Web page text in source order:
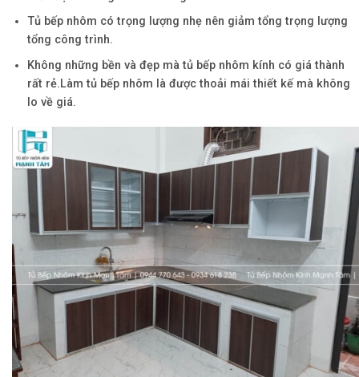
Tủ bếp nhôm có trọng lượng nhẹ nên giảm tổng trọng lượng
tổng công trình.
Không những bền và đẹp mà tủ bếp nhôm kính có giá thành
rất rẻ.Làm tủ bếp nhôm là được thoải mái thiết kế mà không
lo về giá.